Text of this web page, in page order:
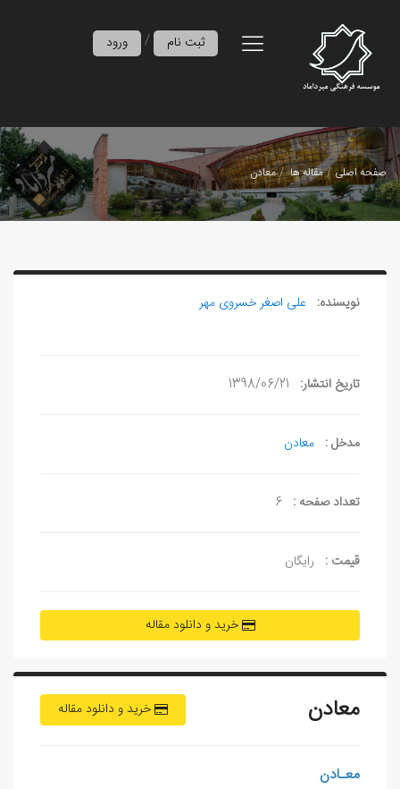
ورود / ثبت نام
صفحه اصلی مقاله ها معادن‌
نویسنده: علی‏ اصغر خسروی مهر
تاریخ انتشار: 1398/06/21
مدخل : معادن‌
تعداد صفحه : 6
قیمت : رایگان
خرید و دانلود مقاله
خرید و دانلود مقاله معادن‌
معـادن